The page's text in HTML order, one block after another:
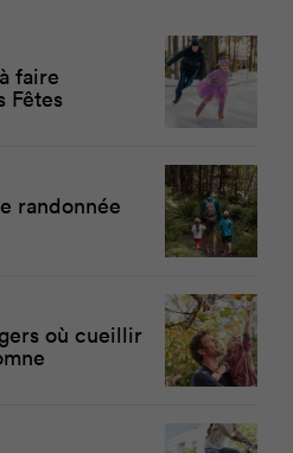
faire
Fêtes
randonnée
où cueillir